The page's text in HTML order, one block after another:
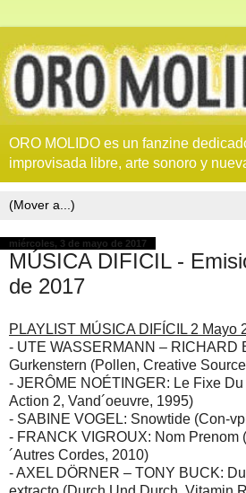
ORO MOLIDO es un fanzine
improvisada libre, arte sonoro y
miércoles, 3 de mayo de 2017
MÚSICA DIFICIL -
de 2017
PLAYLIST MÚSICA DIFÍCIL 2 Mayo
- UTE WASSERMANN – RICHARD
Gurkenstern (Pollen, Creative
- JERÔME NOÉTINGER: Le Fixe
Action 2, Vand´oeuvre, 1995)
- SABINE VOGEL: Snowtide (Con-
- FRANCK VIGROUX: Nom Prenom
´Autres Cordes, 2010)
- AXEL DÖRNER – TONY BUCK: